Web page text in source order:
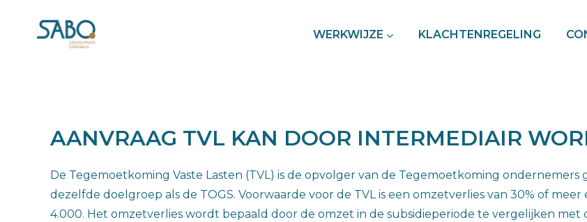
WERKWIJZE KLACHTENREGELING
AANVRAAG TVL KAN DOOR INTERMEDIAIR
De Tegemoetkoming Vaste Lasten (TVL) is de opvolger van de Tegemoetkoming ondernemers
dezelfde doelgroep als de TOGS. Voorwaarde voor de TVL is een omzetverlies van 30% of
4.000. Het omzetverlies wordt bepaald door de omzet in de subsidieperiode te vergelijken met